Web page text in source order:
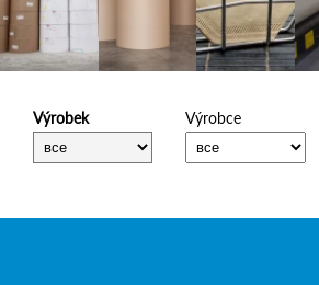
Výrobek Výrobce